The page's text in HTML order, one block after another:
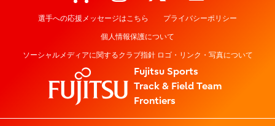
選手への応援メッセージはこちら プライバシーポリシー
個人情報保護について
ソーシャルメディアに関するクラブ指針 ロゴ・リンク・写真について
Fujitsu Sports
Track & Field Team
Frontiers